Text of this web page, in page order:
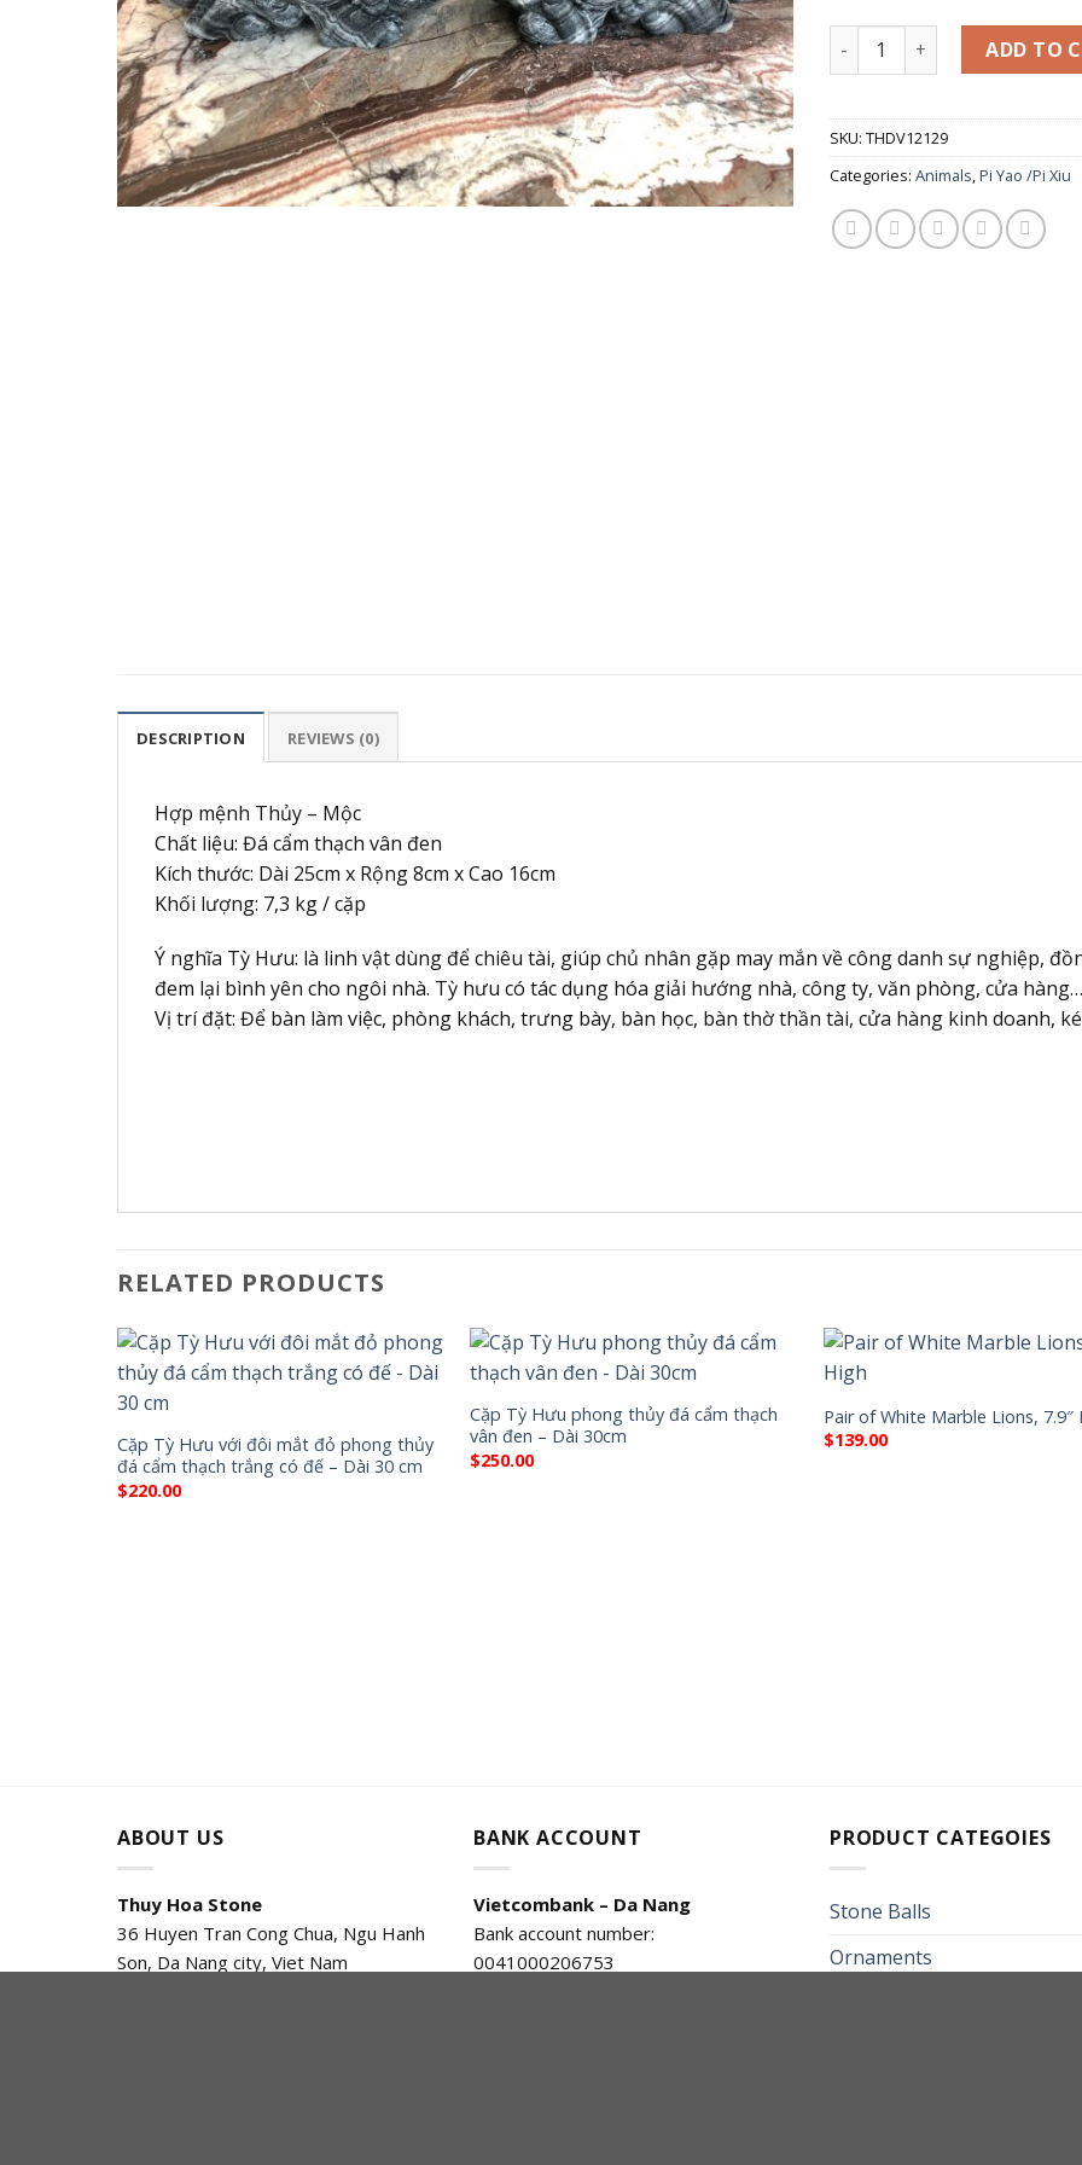
Cặp Tỳ Hưu phong thủy đá
ADD TO
SKU: THDV12129
Categories: Animals,Pi Yao /Pi Xiu
DESCRIPTION REVIEWS (0)
Hợp mệnh Thủy – Mộc
Chất liệu: Đá cẩm thạch vân đen
Kích thước: Dài 25cm x Rộng 8cm x Cao 16cm
Khối lượng: 7,3 kg / cặp
Ý nghĩa Tỳ Hưu: là linh vật dùng để chiêu tài, giúp chủ nhân gặp may mắn về công danh sự nghiệp,
đem lại bình yên cho ngôi nhà. Tỳ hưu có tác dụng hóa giải hướng nhà, công ty, văn phòng, cửa hàng…
Vị trí đặt: Để bàn làm việc, phòng khách, trưng bày, bàn học, bàn thờ thần tài, cửa hàng kinh doanh,
RELATED PRODUCTS
Cặp Tỳ Hưu với đôi mắt đỏ phong thủy
đá cẩm thạch trắng có đế – Dài 30 cm
$220.00
Cặp Tỳ Hưu phong thủy đá cẩm thạch
vân đen – Dài 30cm
$250.00
Pair of White Marble Lions, 7.9″
$139.00
ABOUT US
Thuy Hoa Stone
36 Huyen Tran Cong Chua, Ngu Hanh
Son, Da Nang city, Viet Nam
BANK ACCOUNT
Vietcombank – Da Nang
Bank account number:
0041000206753
PRODUCT CATEGOIES
Stone Balls
Ornaments